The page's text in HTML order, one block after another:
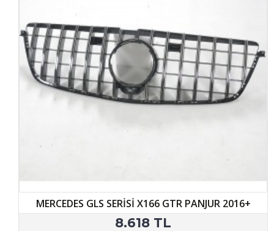
MERCEDES GLS SERİSİ X166 GTR PANJUR 2016+
8.618 TL